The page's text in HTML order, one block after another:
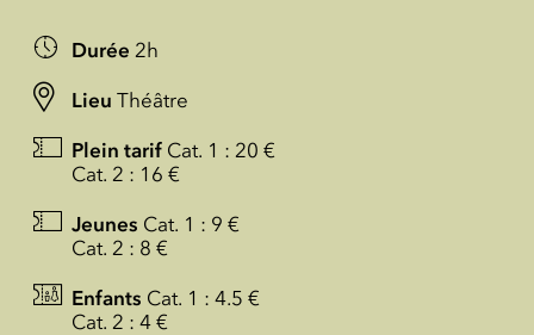
Durée 2h
Lieu Théâtre
Plein tarif Cat. 1 : 20 €
Cat. 2 : 16 €
Jeunes Cat. 1 : 9 €
Cat. 2 : 8 €
Enfants Cat. 1 : 4.5 €
Cat. 2 : 4 €